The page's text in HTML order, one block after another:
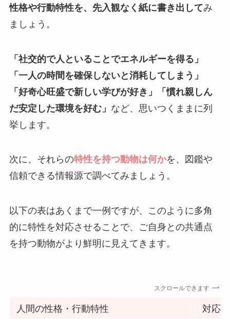
性格や行動特性を、先入観なく紙に書き出してみ
ましょう。
「社交的で人といることでエネルギーを得る」
「一人の時間を確保しないと消耗してしまう」
「好奇心旺盛で新しい学びが好き」「慣れ親しん
だ安定した環境を好む」 など、思いつくままに列
挙します。
次に、それらの特性を持つ動物は何かを、図鑑や
信頼できる情報源で調べてみましょう。
以下の表はあくまで一例ですが、このように多角
的に特性を対応させることで、ご自身との共通点
を持つ動物がより鮮明に見えてきます。
スクロールできます
人間の性格・行動特性 対応